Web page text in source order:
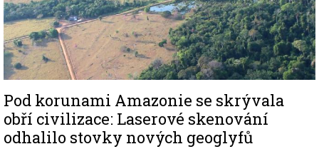
Pod korunami Amazonie se skrývala
obří civilizace: Laserové skenování
odhalilo stovky nových geoglyfů